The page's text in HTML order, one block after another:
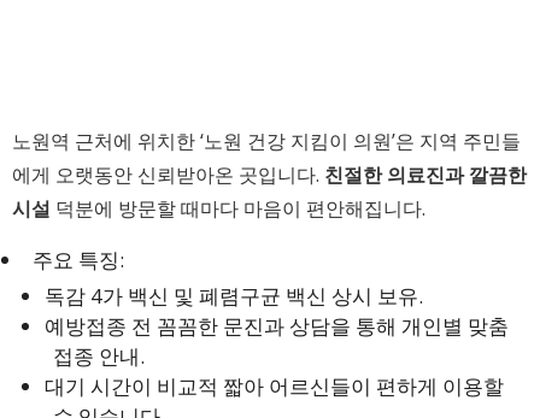
노원역 근처에 위치한 ‘노원 건강 지킴이 의원’은 지역 주민들
에게 오랫동안 신뢰받아온 곳입니다. 친절한 의료진과 깔끔한
시설 덕분에 방문할 때마다 마음이 편안해집니다.
주요 특징:
독감 4가 백신 및 폐렴구균 백신 상시 보유.
예방접종 전 꼼꼼한 문진과 상담을 통해 개인별 맞춤
접종 안내.
대기 시간이 비교적 짧아 어르신들이 편하게 이용할